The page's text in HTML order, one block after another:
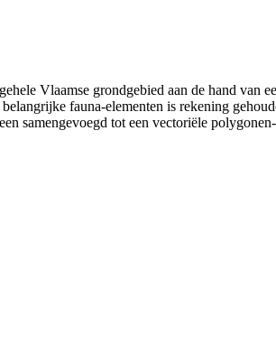
Vlaamse grondgebied aan de hand van
fauna-elementen is rekening
samengevoegd tot een vectoriële